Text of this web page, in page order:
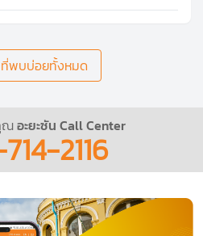
ฤษ ภาษาญี่ปุ่น และภาษาไทย
วามต้องการของลูกค้า
พบบ่อยทั้งหมด
ณอะยะซัน Call Center
2116